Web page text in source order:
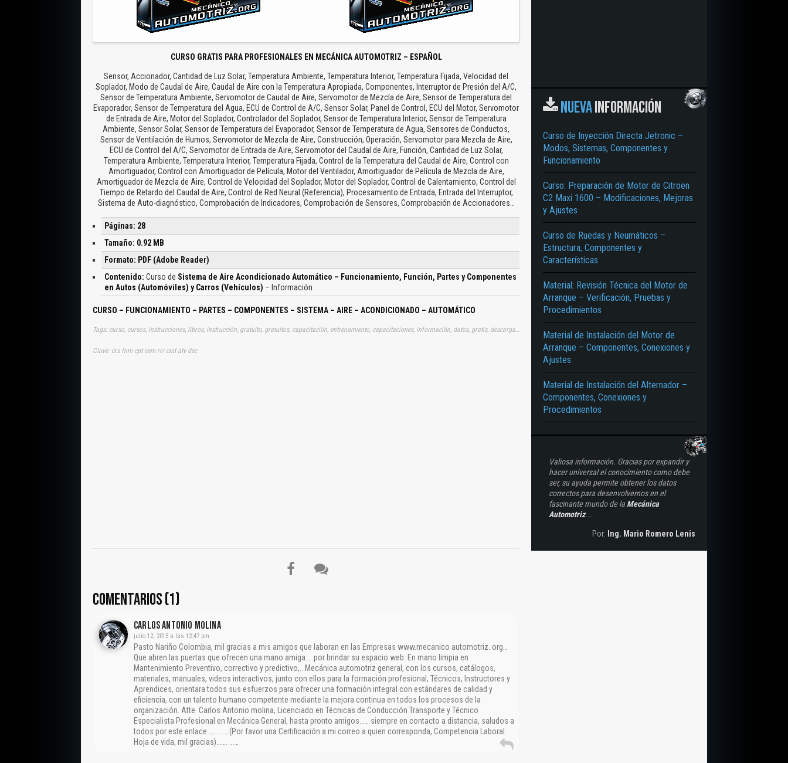
CURSO GRATIS PARA PROFESIONALES EN MECÁNICA AUTOMOTRIZ – ESPAÑOL
Sensor, Accionador, Cantidad de Luz Solar, Temperatura Ambiente, Temperatura Interior, Temperatura Fijada, Velocidad del
Soplador, Modo de Caudal de Aire, Caudal de Aire con la Temperatura Apropiada, Componentes, Interruptor de Presión del A/C,
Sensor de Temperatura Ambiente, Servomotor de Caudal de Aire, Servomotor de Mezcla de Aire, Sensor de Temperatura del
Evaporador, Sensor de Temperatura del Agua, ECU de Control de A/C, Sensor Solar, Panel de Control, ECU del Motor, Servomotor
de Entrada de Aire, Motor del Soplador, Controlador del Soplador, Sensor de Temperatura Interior, Sensor de Temperatura
Ambiente, Sensor Solar, Sensor de Temperatura del Evaporador, Sensor de Temperatura de Agua, Sensores de Conductos,
Sensor de Ventilación de Humos, Servomotor de Mezcla de Aire, Construcción, Operación, Servomotor para Mezcla de Aire,
ECU de Control del A/C, Servomotor de Entrada de Aire, Servomotor del Caudal de Aire, Función, Cantidad de Luz Solar,
Temperatura Ambiente, Temperatura Interior, Temperatura Fijada, Control de la Temperatura del Caudal de Aire, Control con
Amortiguador, Control con Amortiguador de Película, Motor del Ventilador, Amortiguador de Película de Mezcla de Aire,
Amortiguador de Mezcla de Aire, Control de Velocidad del Soplador, Motor del Soplador, Control de Calentamiento, Control del
Tiempo de Retardo del Caudal de Aire, Control de Red Neural (Referencia), Procesamiento de Entrada, Entrada del Interruptor,
Sistema de Auto-diagnóstico, Comprobación de Indicadores, Comprobación de Sensores, Comprobación de Accionadores…
Páginas: 28
Tamaño: 0.92 MB
Formato: PDF (Adobe Reader)
Contenido: Curso de Sistema de Aire Acondicionado Automático – Funcionamiento, Función, Partes y Componentes
en Autos (Automóviles) y Carros (Vehículos) – Información
CURSO – FUNCIONAMIENTO – PARTES – COMPONENTES – SISTEMA – AIRE – ACONDICIONADO – AUTOMÁTICO
Tags: curso, cursos, instrucciones, libros, instrucción, gratuito, gratuitos, capacitación, entrenamiento, capacitaciones, información, datos, gratis, descargar, vehículo, vehículos, autos, auto, coche, coches, automóvil, automovil, automóviles, automoviles, aires, acondicionadas, acondicionedores, , descargas, automotrices
Clave: crs fnm cpt ssm rrr cnd atv dsc
COMENTARIOS (1)
CARLOS ANTONIO MOLINA
julio 12, 2015 a las 12:47 pm
Pasto Nariño Colombia, mil gracias a mis amigos que laboran en las Empresas www.mecanico automotriz. org…
Que abren las puertas que ofrecen una mano amiga…..por brindar su espacio web. En mano limpia en
Mantenimiento Preventivo, correctivo y predictivo,.. Mecánica automotriz general, con los cursos, catálogos,
materiales, manuales, videos interactivos, junto con ellos para la formación profesional, Técnicos, Instructores y
Aprendices, orientara todos sus esfuerzos para ofrecer una formación integral con estándares de calidad y
eficiencia, con un talento humano competente mediante la mejora continua en todos los procesos de la
organización. Atte. Carlos Antonio molina, Licenciado en Técnicas de Conducción Transporte y Técnico
Especialista Profesional en Mecánica General, hasta pronto amigos…… siempre en contacto a distancia, saludos a
todos por este enlace ………….(Por favor una Certificación a mi correo a quien corresponda, Competencia Laboral
Hoja de vida, mil gracias)……. ……
NUEVAINFORMACIÓN
Curso de Inyección Directa Jetronic –
Modos, Sistemas, Componentes y
Funcionamiento
Curso: Preparación de Motor de Citroën
C2 Maxi 1600 – Modificaciones, Mejoras
y Ajustes
Curso de Ruedas y Neumáticos –
Estructura, Componentes y
Características
Material: Revisión Técnica del Motor de
Arranque – Verificación, Pruebas y
Procedimientos
Material de Instalación del Motor de
Arranque – Componentes, Conexiones y
Ajustes
Material de Instalación del Alternador –
Componentes, Conexiones y
Procedimientos
Valiosa información. Gracias por expandir y
hacer universal el conocimiento como debe
ser, su ayuda permite obtener los datos
correctos para desenvolvernos en el
fascinante mundo de la Mecánica
Automotriz...
Por: Ing. Mario Romero Lenis